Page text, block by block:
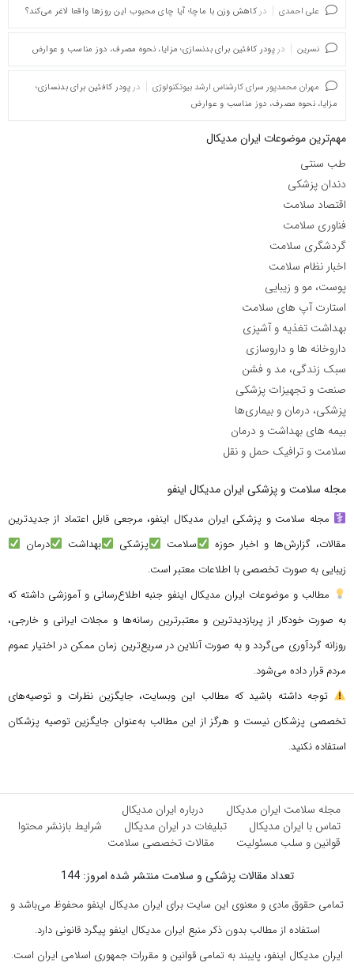
علی احمدی در کاهش وزن با ماچا؛ آیا چای محبوب این روزها واقعا لاغر می‌کند؟
نسرین در پودر کافئین برای بدنسازی؛ مزایا، نحوه مصرف، دوز مناسب و عوارض
مهران محمدپور سرای کارشناس ارشد بیوتکنولوژی در پودر کافئین برای بدنسازی؛
مزایا، نحوه مصرف، دوز مناسب و عوارض
مهم‌ترین موضوعات ایران مدیکال
طب سنتی
دندان پزشکی
اقتصاد سلامت
فناوری سلامت
گردشگری سلامت
اخبار نظام سلامت
پوست، مو و زیبایی
استارت آپ های سلامت
بهداشت تغذیه و آشپزی
داروخانه ها و داروسازی
سبک زندگی، مد و فشن
صنعت و تجهیزات پزشکی
پزشکی، درمان و بیماری‌ها
بیمه های بهداشت و درمان
سلامت و ترافیک حمل و نقل
مجله سلامت و پزشکی ایران مدیکال اینفو
مجله سلامت و پزشکی ایران مدیکال اینفو، مرجعی قابل اعتماد از جدیدترین
مقالات، گزارش‌ها و اخبار حوزه
سلامت پزشکی بهداشت
درمان
زیبایی به صورت تخصصی با اطلاعات معتبر است.
مطالب و موضوعات ایران مدیکال اینفو جنبه اطلاع‌رسانی و آموزشی داشته که
به صورت خودکار از پربازدیدترین و معتبرترین رسانه‌ها و مجلات ایرانی و خارجی،
روزانه گردآوری می‌گردد و به صورت آنلاین در سریع‌ترین زمان ممکن در اختیار عموم
مردم قرار داده می‌شود.
توجه داشته باشید که مطالب این وبسایت، جایگزین نظرات و توصیه‌های
تخصصی پزشکان نیست و هرگز از این مطالب به‌عنوان جایگزین توصیه پزشکان
استفاده نکنید.
مجله سلامت ایران مدیکال
درباره ایران مدیکال
تماس با ایران مدیکال
تبلیغات در ایران مدیکال
شرایط بازنشر محتوا
قوانین و سلب مسئولیت
مقالات تخصصی سلامت
تعداد مقالات پزشکی و سلامت منتشر شده امروز: 144
تمامی حقوق مادی و معنوی این سایت برای ایران مدیکال اینفو محفوظ می‌باشد و
استفاده از مطالب بدون ذکر منبع ایران مدیکال اینفو پیگرد قانونی دارد.
ایران مدیکال اینفو، پایبند به تمامی قوانین و مقررات جمهوری اسلامی ایران است.